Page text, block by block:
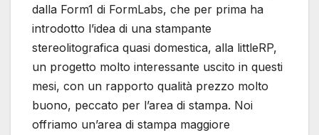
dalla Form1 di FormLabs, che per prima ha
introdotto l’idea di una stampante
stereolitografica quasi domestica, alla littleRP,
un progetto molto interessante uscito in questi
mesi, con un rapporto qualità prezzo molto
buono, peccato per l’area di stampa. Noi
offriamo un’area di stampa maggiore